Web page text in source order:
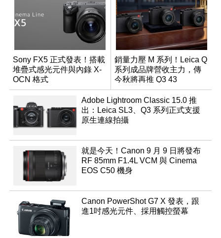
Sony FX5 正式發表！搭載
堆疊式感光元件與內錄 X-
OCN 格式
銷量力壓 M 系列！Leica Q
系列成品牌營收主力，傳
今秋將再推 Q3 43
Monochrom
Adobe Lightroom Classic 15.0 推
出：Leica SL3、Q3 系列正式支援
原生連線拍攝
就是今天！Canon 9 月 9 日將發布
RF 85mm F1.4L VCM 與 Cinema
EOS C50 機身
Canon PowerShot G7 X 發表，跟
進1吋感光元件、採用觸控螢幕